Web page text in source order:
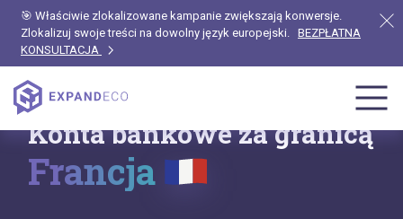
🎯 Właściwie zlokalizowane kampanie zwiększają konwersje.
Zlokalizuj swoje treści na dowolny język europejski. BEZPŁATNA
KONSULTACJA
Konta bankowe za granicą
Francja